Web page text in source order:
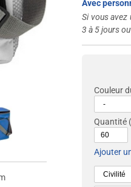
Avec
Si vous avez
3 à 5 jours
Couleur
Quantité
Ajouter